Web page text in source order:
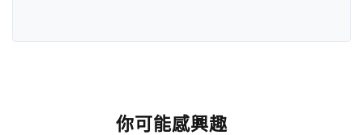
你可能感興趣